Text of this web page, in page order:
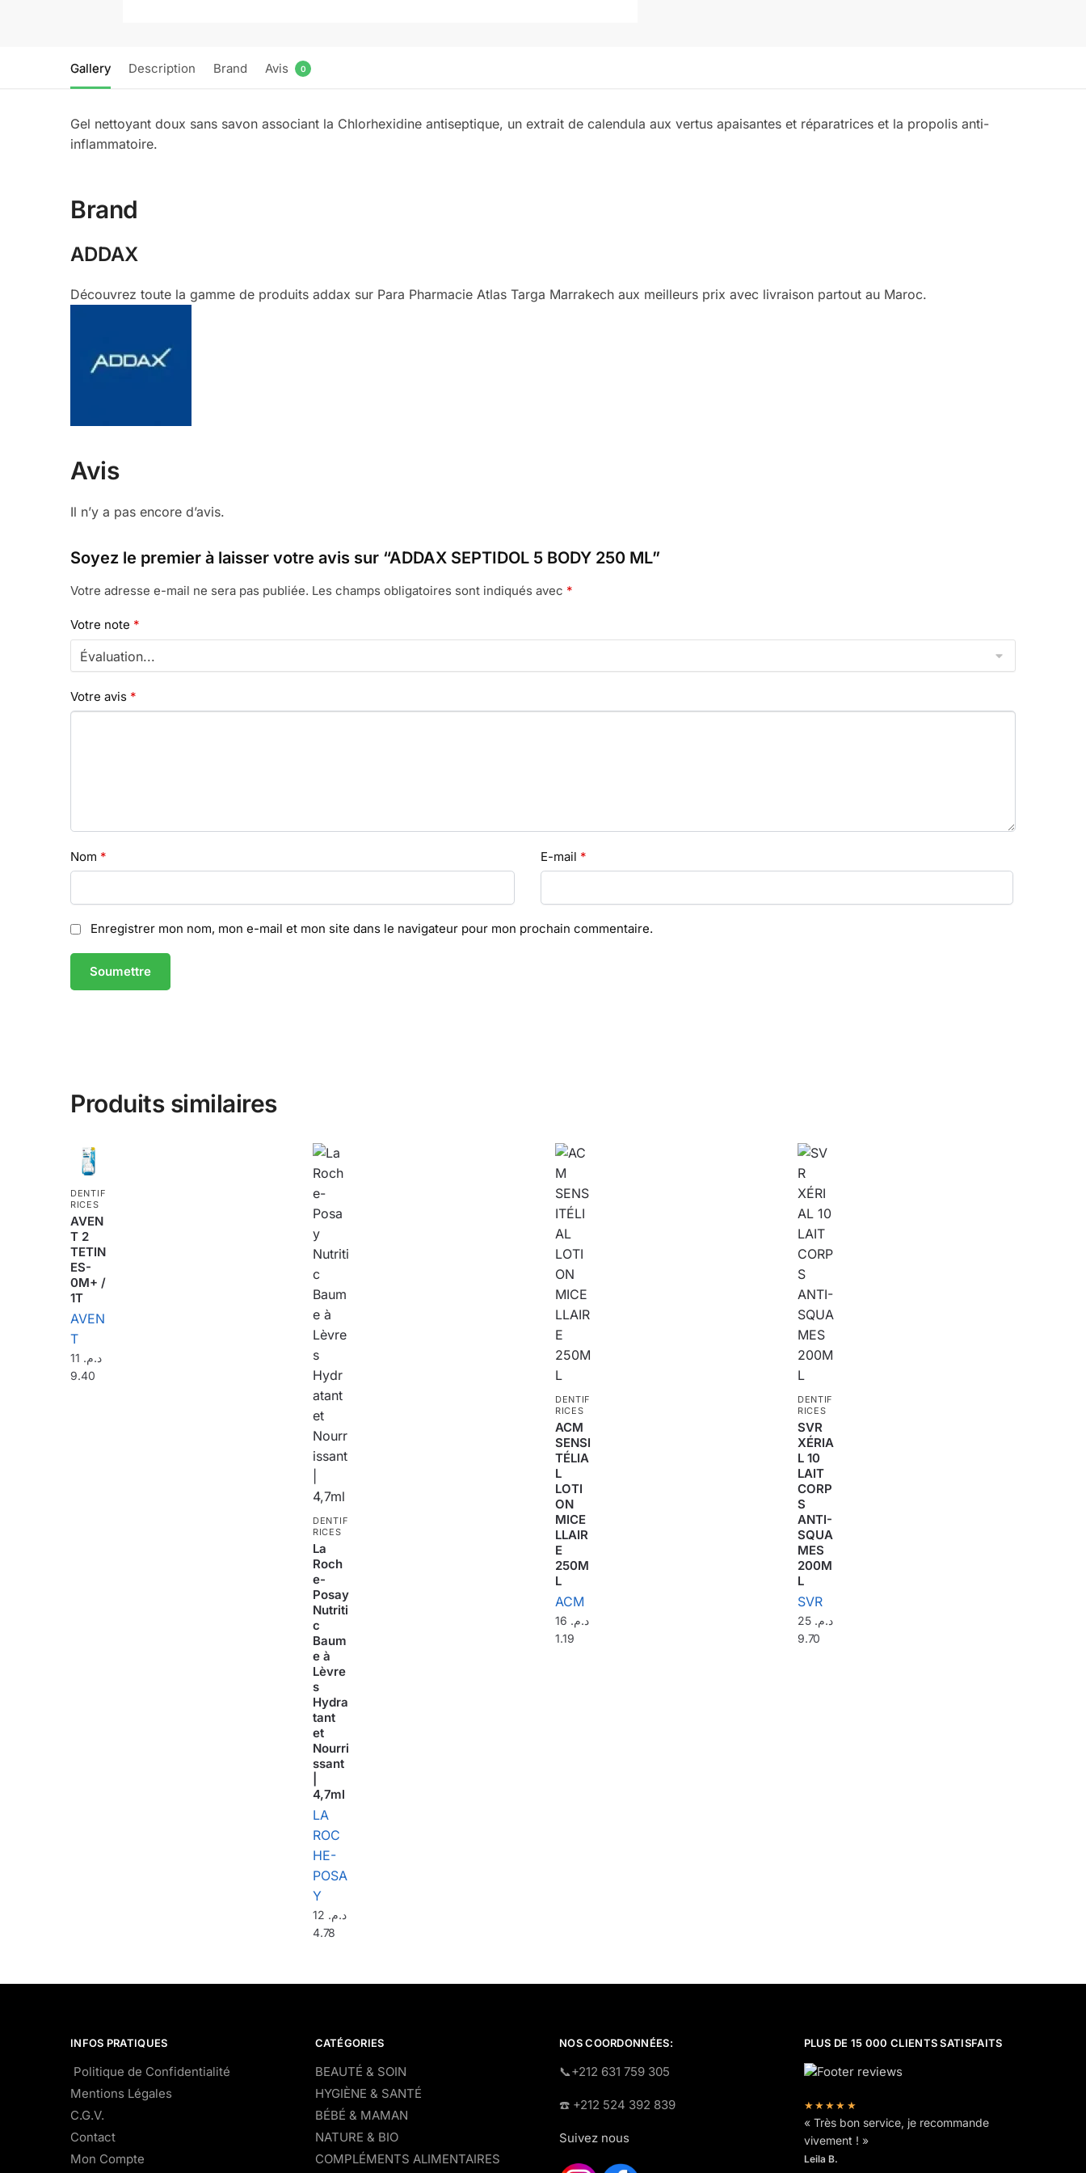
Gallery Description Brand Avis 0
Gel nettoyant doux sans savon associant la Chlorhexidine antiseptique, un extrait de calendula aux vertus apaisantes et réparatrices et la propolis anti-
inflammatoire.
Brand
ADDAX
Découvrez toute la gamme de produits addax sur Para Pharmacie Atlas Targa Marrakech aux meilleurs prix avec livraison partout au Maroc.
Avis
Il n’y a pas encore d’avis.
Soyez le premier à laisser votre avis sur “ADDAX SEPTIDOL 5 BODY 250 ML”
Votre adresse e-mail ne sera pas publiée. Les champs obligatoires sont indiqués avec *
Votre note *
Votre avis *
Nom * E-mail *
Enregistrer mon nom, mon e-mail et mon site dans le navigateur pour mon prochain commentaire.
Produits similaires
DENTIF
RICES
AVEN
T 2
TETIN
ES-
0M+ /
1T
AVEN
T
د.م. 11
9.40
DENTIF
RICES
La
Roch
e-
Posay
Nutriti
c
Baum
e à
Lèvre
s
Hydra
tant
et
Nourri
ssant
4,7ml
LA
ROC
HE-
POSA
Y
د.م. 12
4.78
DENTIF
RICES
ACM
SENSI
TÉLIA
L
LOTI
ON
MICE
LLAIR
E
250M
L
ACM
د.م. 16
1.19
DENTIF
RICES
SVR
XÉRIA
L 10
LAIT
CORP
S
ANTI-
SQUA
MES
200M
L
SVR
د.م. 25
9.70
INFOS PRATIQUES
Politique de Confidentialité
Mentions Légales
C.G.V.
Contact
Mon Compte
CATÉGORIES
BEAUTÉ & SOIN
HYGIÈNE & SANTÉ
BÉBÉ & MAMAN
NATURE & BIO
COMPLÉMENTS ALIMENTAIRES
NOS COORDONNÉES:
​📞+212 631 759 305
☎️​ +212 524 392 839
Suivez nous
PLUS DE 15 000 CLIENTS SATISFAITS
★★★★★
« Très bon service, je recommande
vivement ! »
Leila B.